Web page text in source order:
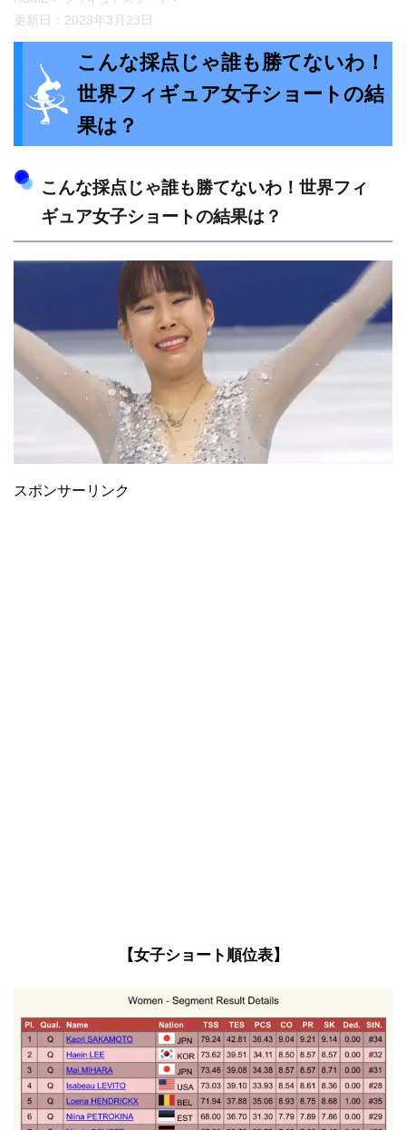
更新日： 2023年3月23日
こんな採点じゃ誰も勝てないわ！
世界フィギュア女子ショートの結
果は？
こんな採点じゃ誰も勝てないわ！世界フィ
ギュア女子ショートの結果は？
スポンサーリンク
【女子ショート順位表】